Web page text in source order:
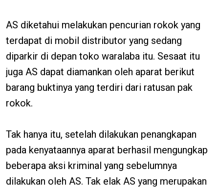
AS diketahui melakukan pencurian rokok yang
terdapat di mobil distributor yang sedang
diparkir di depan toko waralaba itu. Sesaat itu
juga AS dapat diamankan oleh aparat berikut
barang buktinya yang terdiri dari ratusan pak
rokok.
Tak hanya itu, setelah dilakukan penangkapan
pada kenyataannya aparat berhasil mengungkap
beberapa aksi kriminal yang sebelumnya
dilakukan oleh AS. Tak elak AS yang merupakan